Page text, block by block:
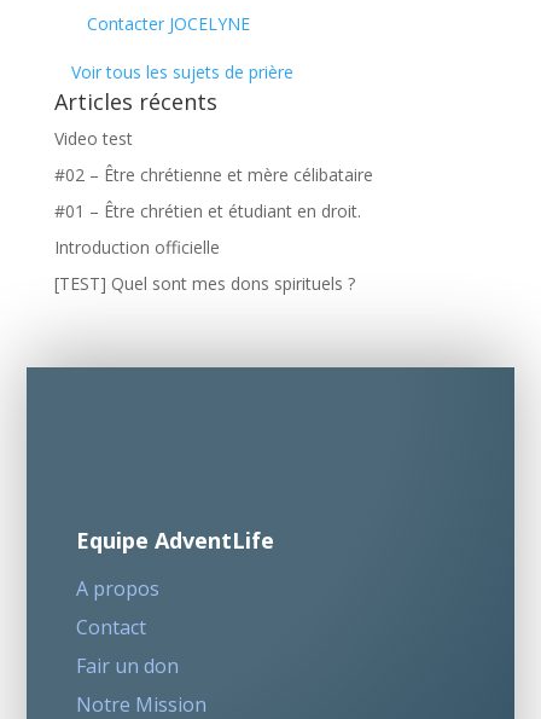
Contacter JOCELYNE
Voir tous les sujets de prière
Articles récents
Video test
#02 – Être chrétienne et mère célibataire
#01 – Être chrétien et étudiant en droit.
Introduction officielle
[TEST] Quel sont mes dons spirituels ?
Equipe AdventLife
A propos
Contact
Fair un don
Notre Mission